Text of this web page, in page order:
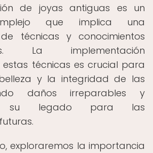
de joyas antiguas es un
que implica una
técnicas y conocimientos
La implementación
técnicas es crucial para
y la integridad de las
daños irreparables y
su legado para las
exploraremos la importancia